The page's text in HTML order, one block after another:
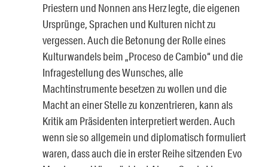
Priestern und Nonnen ans Herz legte, die eigenen
Ursprünge, Sprachen und Kulturen nicht zu
vergessen. Auch die Betonung der Rolle eines
Kulturwandels beim „Proceso de Cambio“ und die
Infragestellung des Wunsches, alle
Machtinstrumente besetzen zu wollen und die
Macht an einer Stelle zu konzentrieren, kann als
Kritik am Präsidenten interpretiert werden. Auch
wenn sie so allgemein und diplomatisch formuliert
waren, dass auch die in erster Reihe sitzenden Evo